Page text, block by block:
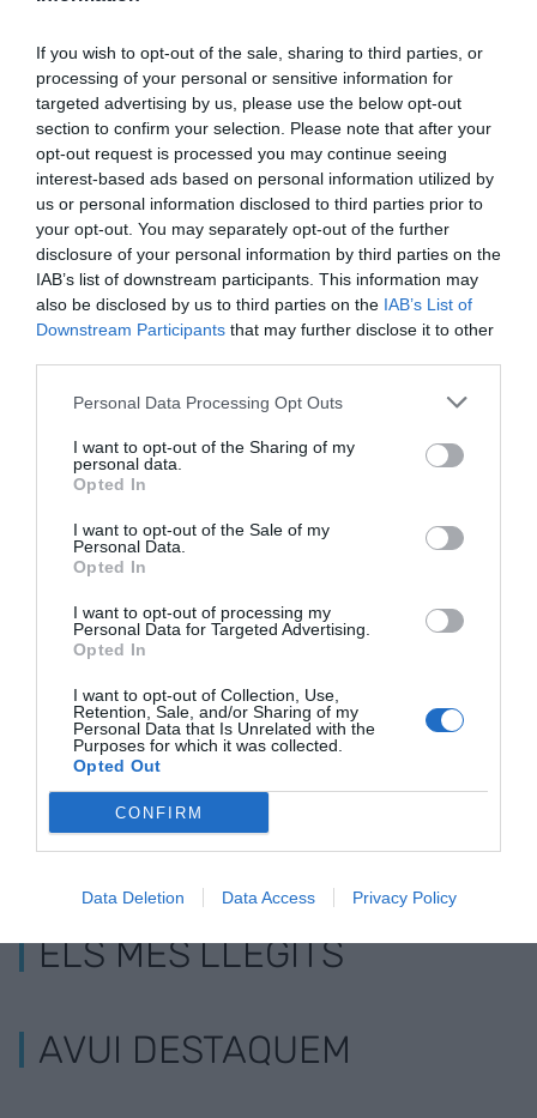
If you wish to opt-out of the sale, sharing to third parties, or
processing of your personal or sensitive information for
targeted advertising by us, please use the below opt-out
section to confirm your selection. Please note that after your
opt-out request is processed you may continue seeing
interest-based ads based on personal information utilized by
us or personal information disclosed to third parties prior to
your opt-out. You may separately opt-out of the further
disclosure of your personal information by third parties on the
IAB’s list of downstream participants. This information may
also be disclosed by us to third parties on the IAB’s List of
Downstream Participants that may further disclose it to other
Personal Data Processing Opt Outs
I want to opt-out of the Sharing of my
personal data.
Opted In
I want to opt-out of the Sale of my
Personal Data.
Opted In
I want to opt-out of processing my
Personal Data for Targeted Advertising.
Opted In
I want to opt-out of Collection, Use,
Retention, Sale, and/or Sharing of my
Personal Data that Is Unrelated with the
Purposes for which it was collected.
Opted Out
CONFIRM
Data Deletion Data Access Privacy Policy
Oberta i una quota de mercat del 32,5%, la qual
cosa la converteix en la segona entitat del món
per índex de penetració al seu mercat, segons
l'índexcomScore, líder mundial en mesurament
digital.
Al mercat de banca mòbil compta amb el major
nombre declientsde serveis financers a
Espanya(3,8 milions), i el de banca electrònica,
amb 13 milions de targetes emeses.
aplicacions mòbils del sector financer, amb més
de 70 aplicacions, que han registrat més de tres
milions de descàrregues a l'any.
Afegir
Google de forma gratuïta
Estigues informat amb les últimes notícies d'actualitat
ACTIVAR ARA
ELS MÉS LLEGITS
AVUI DESTAQUEM